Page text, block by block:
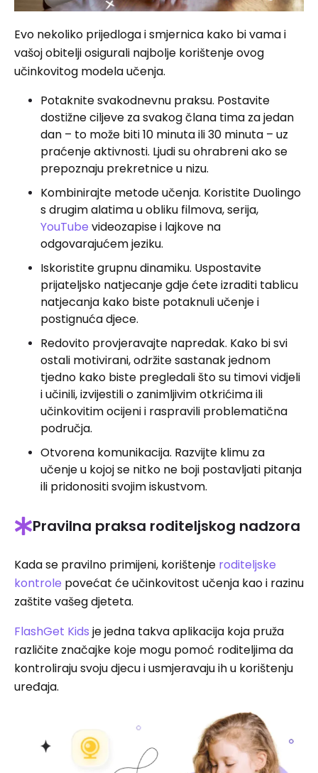
Evo nekoliko prijedloga i smjernica kako bi vama i
vašoj obitelji osigurali najbolje korištenje ovog
učinkovitog modela učenja.
Potaknite svakodnevnu praksu. Postavite
dostižne ciljeve za svakog člana tima za jedan
dan – to može biti 10 minuta ili 30 minuta – uz
praćenje aktivnosti. Ljudi su ohrabreni ako se
prepoznaju prekretnice u nizu.
Kombinirajte metode učenja. Koristite Duolingo
s drugim alatima u obliku filmova, serija,
YouTube videozapise i lajkove na
odgovarajućem jeziku.
Iskoristite grupnu dinamiku. Uspostavite
prijateljsko natjecanje gdje ćete izraditi tablicu
natjecanja kako biste potaknuli učenje i
postignuća djece.
Redovito provjeravajte napredak. Kako bi svi
ostali motivirani, održite sastanak jednom
tjedno kako biste pregledali što su timovi vidjeli
i učinili, izvijestili o zanimljivim otkrićima ili
učinkovitim ocijeni i raspravili problematična
područja.
Otvorena komunikacija. Razvijte klimu za
učenje u kojoj se nitko ne boji postavljati pitanja
ili pridonositi svojim iskustvom.
Pravilna praksa roditeljskog nadzora
Kada se pravilno primijeni, korištenje roditeljske
kontrole povećat će učinkovitost učenja kao i razinu
zaštite vašeg djeteta.
FlashGet Kids je jedna takva aplikacija koja pruža
različite značajke koje mogu pomoć roditeljima da
kontroliraju svoju djecu i usmjeravaju ih u korištenju
uređaja.